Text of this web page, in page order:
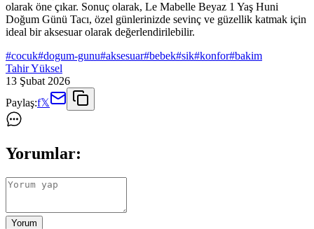
olarak öne çıkar. Sonuç olarak, Le Mabelle Beyaz 1 Yaş Huni
Doğum Günü Tacı, özel günlerinizde sevinç ve güzellik katmak için
ideal bir aksesuar olarak değerlendirilebilir.
#cocuk#dogum-gunu#aksesuar#bebek#sik#konfor#bakim
Tahir Yüksel
13 Şubat 2026
Paylaş:f𝕏
Yorumlar:
Yorum